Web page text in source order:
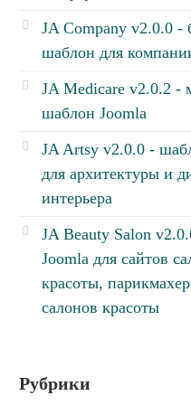
JA Company v2.0.0 -
шаблон для
JA Medicare v2.0.2 -
шаблон Joomla
JA Artsy v2.0.0 -
для архитектуры и
интерьера
JA Beauty Salon
Joomla для сайтов
красоты,
салонов красоты
Рубрики